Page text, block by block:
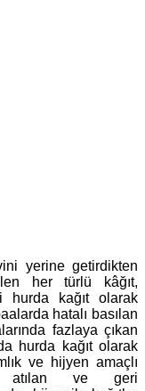
yerine getirdikten
her türlü kâğıt,
hurda kağıt olarak
hatalı basılan
fazlaya çıkan
hurda kağıt olarak
ve hijyen amaçlı
atılan ve geri